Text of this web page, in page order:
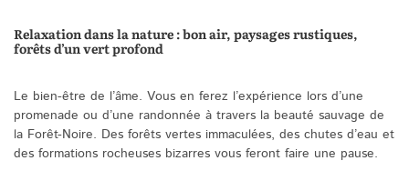
Relaxation dans la nature : bon air, paysages rustiques,
forêts d’un vert profond
Le bien-être de l’âme. Vous en ferez l’expérience lors d’une
promenade ou d’une randonnée à travers la beauté sauvage de
la Forêt-Noire. Des forêts vertes immaculées, des chutes d’eau et
des formations rocheuses bizarres vous feront faire une pause.